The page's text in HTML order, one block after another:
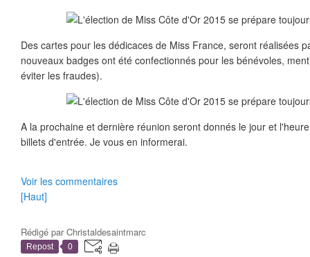
Des cartes pour les dédicaces de Miss France, seront réalisées
nouveaux badges ont été confectionnés pour les bénévoles,
éviter les fraudes).
A la prochaine et dernière réunion seront donnés le jour et
billets d'entrée. Je vous en informerai.
Voir les commentaires
[Haut]
Rédigé parChristaldesaintmarc
Repost 0